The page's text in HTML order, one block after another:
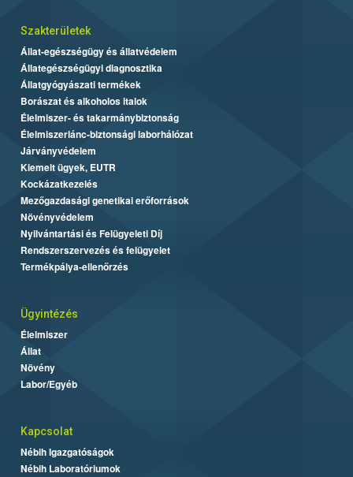
Szakterületek
Állat-egészségügy és állatvédelem
Állategészségügyi diagnosztika
Állatgyógyászati termékek
Borászat és alkoholos italok
Élelmiszer- és takarmánybiztonság
Élelmiszerlánc-biztonsági laborhálózat
Járványvédelem
Kiemelt ügyek, EUTR
Kockázatkezelés
Mezőgazdasági genetikai erőforrások
Növényvédelem
Nyilvántartási és Felügyeleti Díj
Rendszerszervezés és felügyelet
Termékpálya-ellenőrzés
Ügyintézés
Élelmiszer
Állat
Növény
Labor/Egyéb
Kapcsolat
Nébih Igazgatóságok
Nébih Laboratóriumok